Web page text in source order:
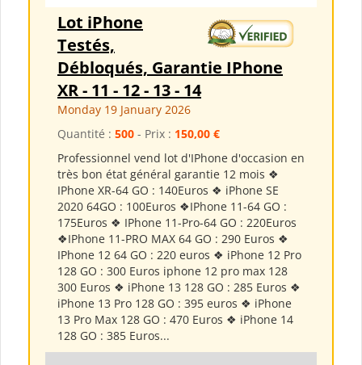
Lot iPhone
Testés,
Débloqués, Garantie IPhone
XR - 11 - 12 - 13 - 14
Monday 19 January 2026
Quantité : 500 - Prix : 150,00 €
Professionnel vend lot d'IPhone d'occasion en
très bon état général garantie 12 mois ❖
IPhone XR-64 GO : 140Euros ❖ iPhone SE
2020 64GO : 100Euros ❖IPhone 11-64 GO :
175Euros ❖ IPhone 11-Pro-64 GO : 220Euros
❖IPhone 11-PRO MAX 64 GO : 290 Euros ❖
IPhone 12 64 GO : 220 euros ❖ iPhone 12 Pro
128 GO : 300 Euros iphone 12 pro max 128
300 Euros ❖ iPhone 13 128 GO : 285 Euros ❖
iPhone 13 Pro 128 GO : 395 euros ❖ iPhone
13 Pro Max 128 GO : 470 Euros ❖ iPhone 14
128 GO : 385 Euros...